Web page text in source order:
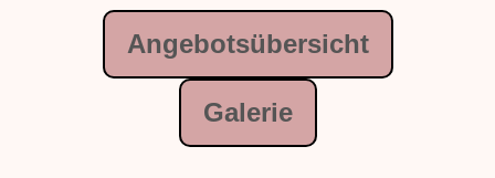
Angebotsübersicht
Galerie